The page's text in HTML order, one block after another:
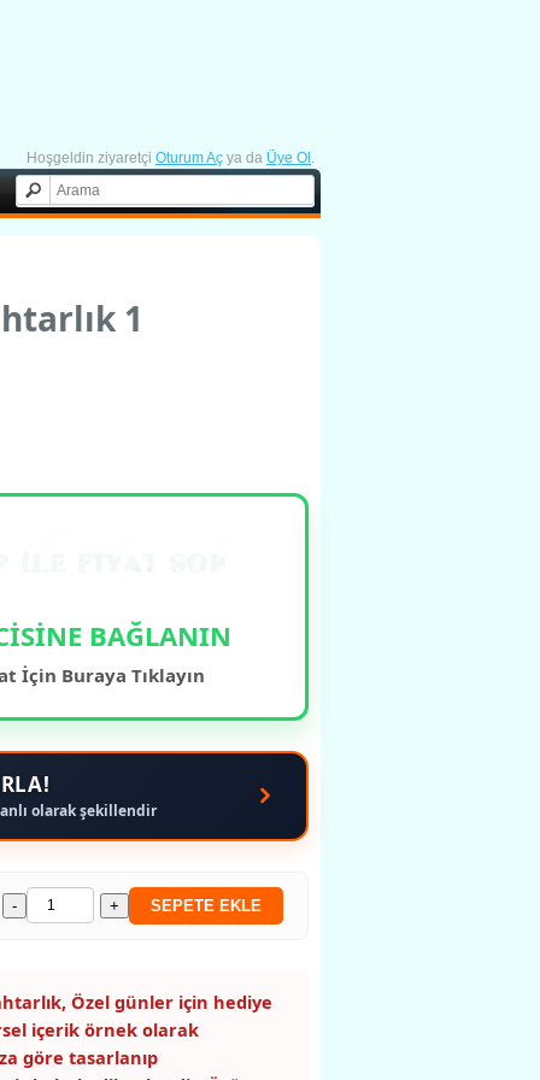
Hoşgeldin ziyaretçi Oturum Aç ya da Üye Ol .
1
BAĞLANIN
İçin Buraya Tıklayın
olarak şekillendir
- + SEPETE EKLE
Özel günler için hediye
içerik örnek olarak
göre tasarlanıp